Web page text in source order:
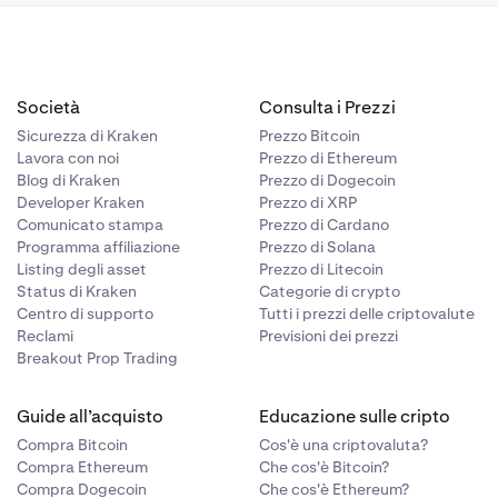
a
A TUTTI I
DI AVERE
E
da o
Società
Sicurezza di Kraken
Lavora con noi
Blog di Kraken
Developer Kraken
Comunicato stampa
Programma affiliazione
Listing degli asset
Status di Kraken
Centro di supporto
Reclami
Breakout Prop Trading
Consulta i Prezzi
Prezzo Bitcoin
Prezzo di Ethereum
Prezzo di Dogecoin
Prezzo di XRP
Prezzo di Cardano
Prezzo di Solana
Prezzo di Litecoin
Categorie di crypto
Tutti i prezzi delle criptovalute
Previsioni dei prezzi
Guide all’acquisto
Compra Bitcoin
Compra Ethereum
Compra Dogecoin
Educazione sulle cripto
Cos'è una criptovaluta?
Che cos'è Bitcoin?
Che cos'è Ethereum?